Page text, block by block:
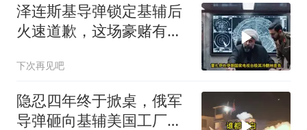
泽连斯基导弹锁定基辅后
火速道歉，这场豪赌有多
下次再见吧
隐忍四年终于掀桌，俄军
导弹砸向基辅美国工厂，